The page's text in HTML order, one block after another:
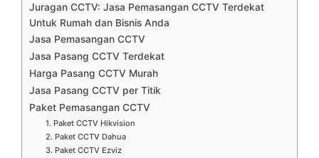
Juragan CCTV: Jasa Pemasangan CCTV Terdekat
Untuk Rumah dan Bisnis Anda
Jasa Pemasangan CCTV
Jasa Pasang CCTV Terdekat
Harga Pasang CCTV Murah
Jasa Pasang CCTV per Titik
Paket Pemasangan CCTV
1. Paket CCTV Hikvision
2. Paket CCTV Dahua
3. Paket CCTV Ezviz